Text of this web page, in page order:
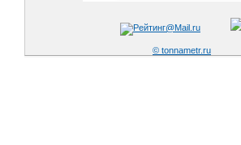
© tonnametr.ru